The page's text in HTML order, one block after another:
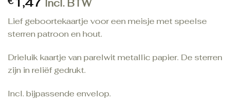
Incl. BTW
Lief geboortekaartje voor een meisje met speelse
sterren patroon en hout.
Drieluik kaartje van parelwit metallic papier. De sterren
zijn in reliëf gedrukt.
Incl. bijpassende envelop.